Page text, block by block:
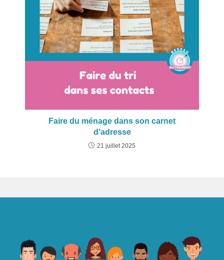
Faire du ménage dans son carnet
d’adresse
21 juillet 2025